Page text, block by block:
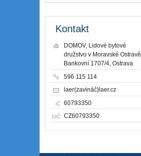
Kontakt
DOMOV, Lidové bytové
družstvo v Moravské Ostravě
Bankovní 1707/4, Ostrava
596 115 114
laer(zavináč)laer.cz
IČ 60793350
DIČ CZ60793350